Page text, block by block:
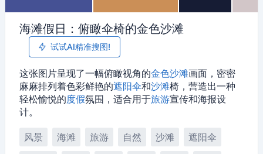
海滩假日：俯瞰伞椅的金色沙滩
试试AI精准搜图!
这张图片呈现了一幅俯瞰视角的金色沙滩画面，密密
麻麻排列着色彩鲜艳的遮阳伞和沙滩椅，营造出一种
轻松愉悦的度假氛围，适合用于旅游宣传和海报设
计。
风景 海滩 旅游 自然 沙滩
遮阳伞